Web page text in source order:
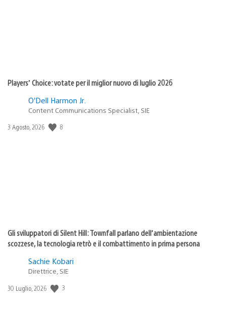
Players’ Choice: votate per il miglior nuovo di luglio 2026
O’Dell Harmon Jr.
Content Communications Specialist, SIE
Data
3 Agosto, 2026 8
Gli sviluppatori di Silent Hill: Townfall parlano dell’ambientazione
scozzese, la tecnologia retrò e il combattimento in prima persona
Sachie Kobari
Direttrice, SIE
Data
30 Luglio, 2026 3